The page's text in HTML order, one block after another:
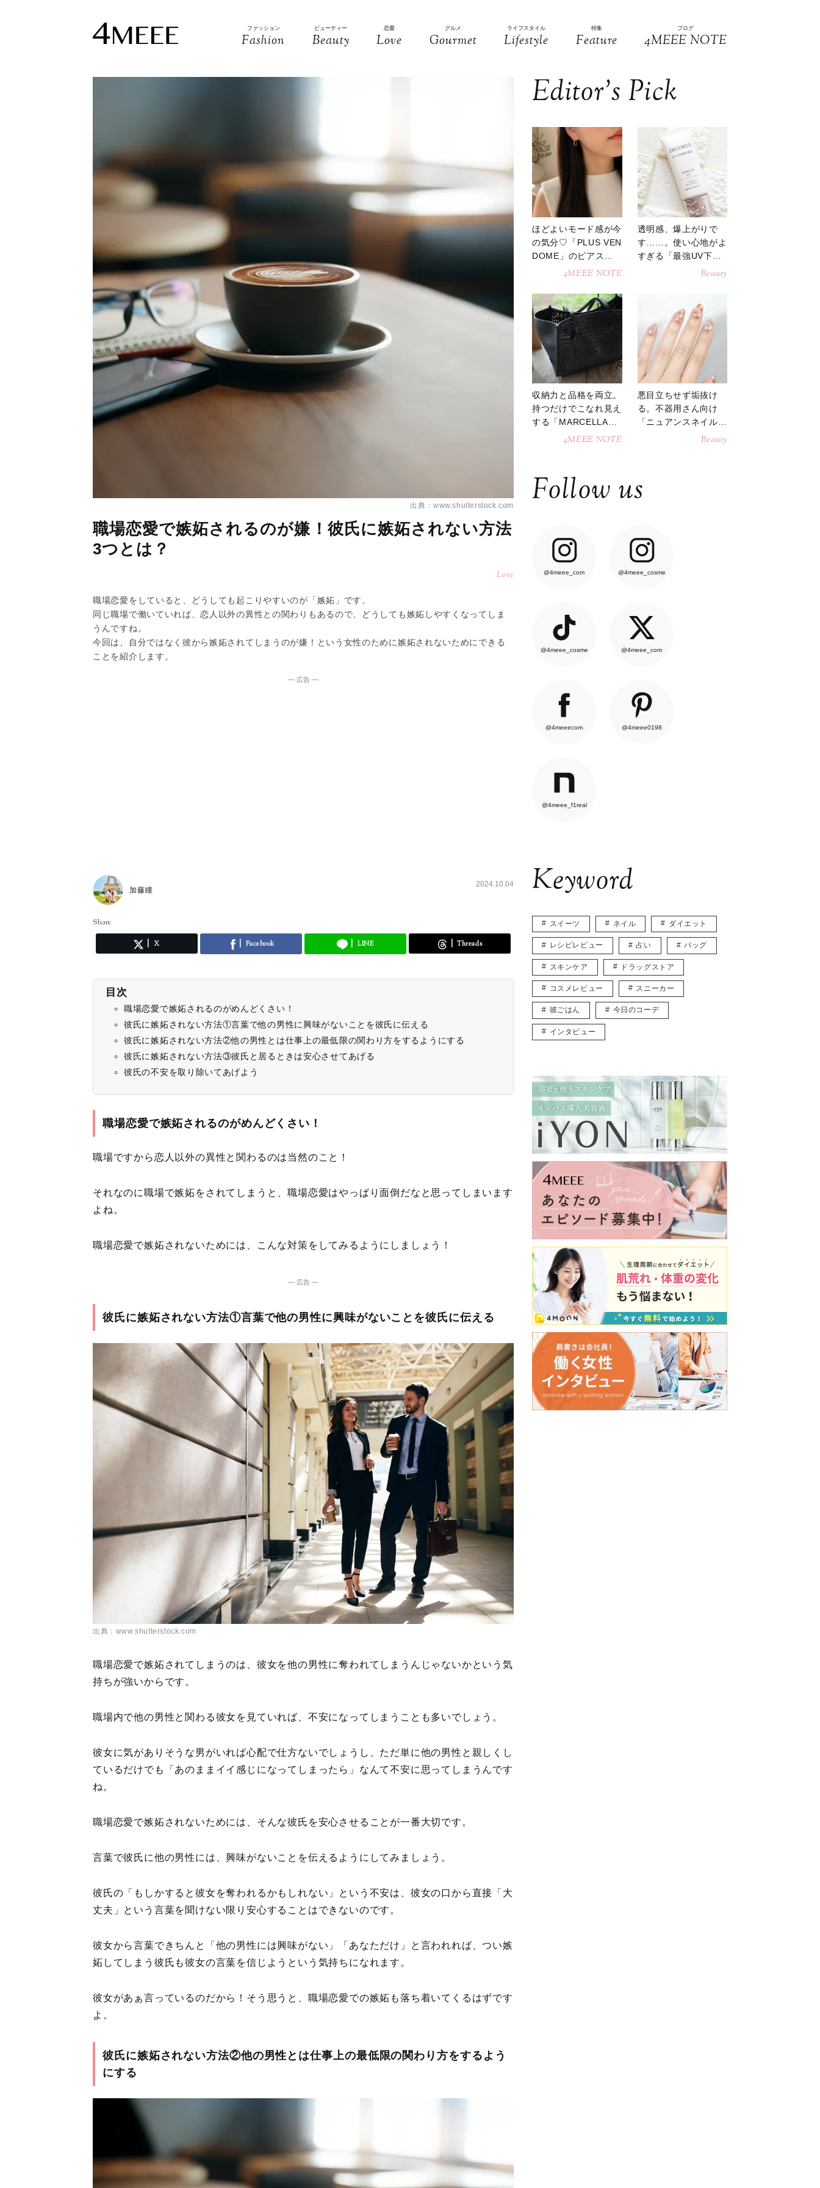
ファッション
Fashion
ビューティー
Beauty
恋愛
Love
グルメ
Gourmet
ライフスタイル
Lifestyle
特集
Feature
ブログ
4MEEE NOTE
出典：www.shutterstock.com
職場恋愛で嫉妬されるのが嫌！彼氏に嫉妬されない方法
3つとは？
Love
職場恋愛をしていると、どうしても起こりやすいのが「嫉妬」です。
同じ職場で働いていれば、恋人以外の異性との関わりもあるので、どうしても嫉妬しやすくなってしま
うんですね。
今回は、自分ではなく彼から嫉妬されてしまうのが嫌！という女性のために嫉妬されないためにできる
ことを紹介します。
― 広告 ―
加藤瞳
2024.10.04
Share
X Facebook LINE Threads
目次
職場恋愛で嫉妬されるのがめんどくさい！
彼氏に嫉妬されない方法①言葉で他の男性に興味がないことを彼氏に伝える
彼氏に嫉妬されない方法②他の男性とは仕事上の最低限の関わり方をするようにする
彼氏に嫉妬されない方法③彼氏と居るときは安心させてあげる
彼氏の不安を取り除いてあげよう
職場恋愛で嫉妬されるのがめんどくさい！
職場ですから恋人以外の異性と関わるのは当然のこと！
それなのに職場で嫉妬をされてしまうと、職場恋愛はやっぱり面倒だなと思ってしまいます
よね。
職場恋愛で嫉妬されないためには、こんな対策をしてみるようにしましょう！
― 広告 ―
彼氏に嫉妬されない方法①言葉で他の男性に興味がないことを彼氏に伝える
出典：www.shutterstock.com
職場恋愛で嫉妬されてしまうのは、彼女を他の男性に奪われてしまうんじゃないかという気
持ちが強いからです。
職場内で他の男性と関わる彼女を見ていれば、不安になってしまうことも多いでしょう。
彼女に気がありそうな男がいれば心配で仕方ないでしょうし、ただ単に他の男性と親しくし
ているだけでも「あのままイイ感じになってしまったら」なんて不安に思ってしまうんです
ね。
職場恋愛で嫉妬されないためには、そんな彼氏を安心させることが一番大切です。
言葉で彼氏に他の男性には、興味がないことを伝えるようにしてみましょう。
彼氏の「もしかすると彼女を奪われるかもしれない」という不安は、彼女の口から直接「大
丈夫」という言葉を聞けない限り安心することはできないのです。
彼女から言葉できちんと「他の男性には興味がない」「あなただけ」と言われれば、つい嫉
妬してしまう彼氏も彼女の言葉を信じようという気持ちになれます。
彼女があぁ言っているのだから！そう思うと、職場恋愛での嫉妬も落ち着いてくるはずです
よ。
彼氏に嫉妬されない方法②他の男性とは仕事上の最低限の関わり方をするよう
にする
Editor’s Pick
ほどよいモード感が今
の気分♡「PLUS VEN
DOME」のピアスが
4MEEE NOTE
透明感、爆上がりで
す……。使い心地がよ
すぎる「最強UV下
Beauty
収納力と品格を両立。
持つだけでこなれ見え
する「MARCELLAト
ートバッグ」4MEEE NOTE
悪目立ちせず垢抜け
る。不器用さん向け
「ニュアンスネイル」
Beauty
Follow us
@4meee_com @4meee_cosme
@4meee_cosme @4meee_com
@4meeecom @4meee0198
@4meee_f1real
Keyword
スイーツ ネイル ダイエット
レシピレビュー 占い バッグ
スキンケア ドラッグストア
コスメレビュー スニーカー
彼ごはん 今日のコーデ
インタビュー